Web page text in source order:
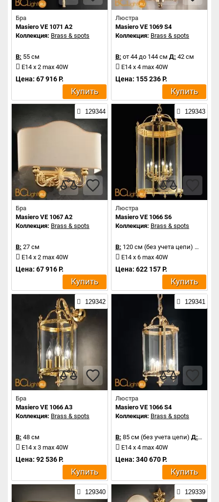
Бра
Masiero VE 1071 A2
Коллекция: Brass & spots
В: 55 см
E14 x 2 max 40W
Цена: 67 916 Р.
Купить
Люстра
Masiero VE 1069 S4
Коллекция: Brass & spots
В: от 44 до 144 см Д: 42 см
E14 x 4 max 40W
Цена: 155 236 Р.
Купить
129344
Бра
Masiero VE 1067 A2
Коллекция: Brass & spots
В: 27 см
E14 x 2 max 40W
Цена: 67 916 Р.
Купить
129343
Люстра
Masiero VE 1066 S6
Коллекция: Brass & spots
В: 120 см (без учета цепи) Д:
E14 x 6 max 40W
Цена: 622 157 Р.
Купить
129342
Бра
Masiero VE 1066 A3
Коллекция: Brass & spots
В: 48 см
E14 x 3 max 40W
Цена: 92 536 Р.
Купить
129341
Люстра
Masiero VE 1066 S4
Коллекция: Brass & spots
В: 85 см (без учета цепи) Д:44 см
E14 x 4 max 40W
Цена: 340 670 Р.
Купить
129340 129339